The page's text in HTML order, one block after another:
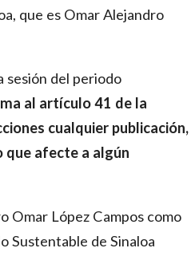
que es Omar Alejandro
sesión del periodo
al artículo 41 de la
cualquier publicación,
que afecte a algún
Omar López Campos como
Sustentable de Sinaloa